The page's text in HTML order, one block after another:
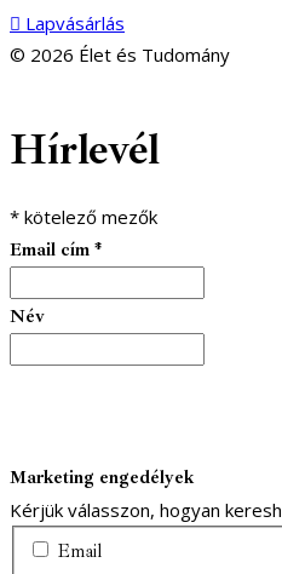
Lapvásárlás
© 2026 Élet és Tudomány
Hírlevél
* kötelező mezők
Email cím *
Név
Marketing engedélyek
Kérjük válasszon, hogyan
Email